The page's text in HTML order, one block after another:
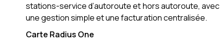
stations-service d’autoroute et hors autoroute, avec
une gestion simple et une facturation centralisée.
Carte Radius One